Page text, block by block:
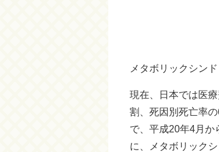
メタボリックシン
現在、日本では医
割、死因別死亡率
で、平成20年4月か
に、メタボリック